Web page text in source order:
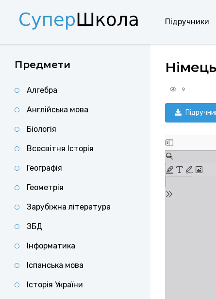
Підручники
9
Предмети
Алгебра
Англійська мова
Біологія
Всесвітня Історія
Географія
Геометрія
Зарубіжна література
ЗБД
Інформатика
Іспанська мова
Історія України